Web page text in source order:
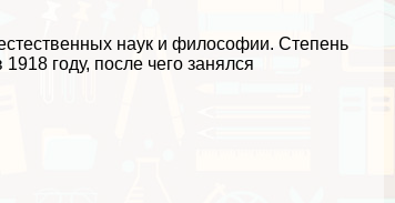
наук и философии. Степень
году, после чего занялся